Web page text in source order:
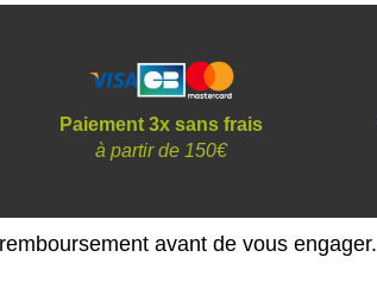
Paiement 3x sans frais
à partir de 150€
avant de vous engager.